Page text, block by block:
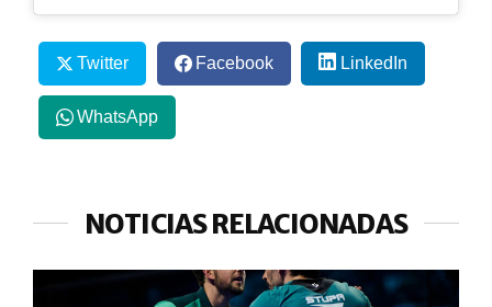
Twitter Facebook LinkedIn
WhatsApp
NOTICIAS RELACIONADAS